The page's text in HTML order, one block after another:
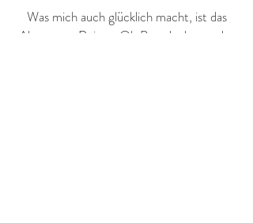
Was mich auch glücklich macht, ist das
Abenteuer Reisen. Ob Brandenburg oder